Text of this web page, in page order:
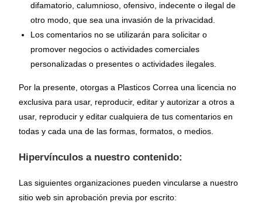
difamatorio, calumnioso, ofensivo, indecente o ilegal de
otro modo, que sea una invasión de la privacidad.
Los comentarios no se utilizarán para solicitar o
promover negocios o actividades comerciales
personalizadas o presentes o actividades ilegales.
Por la presente, otorgas a Plasticos Correa una licencia no
exclusiva para usar, reproducir, editar y autorizar a otros a
usar, reproducir y editar cualquiera de tus comentarios en
todas y cada una de las formas, formatos, o medios.
Hipervínculos a nuestro contenido:
Las siguientes organizaciones pueden vincularse a nuestro
sitio web sin aprobación previa por escrito: